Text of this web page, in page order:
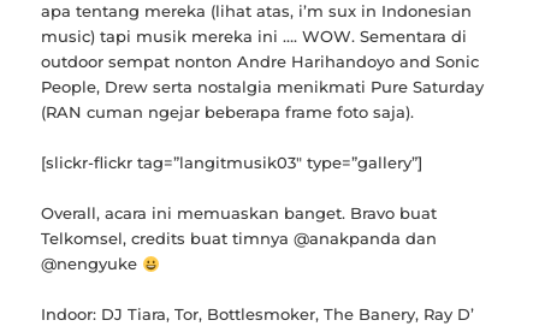
apa tentang mereka (lihat atas, i’m sux in Indonesian
music) tapi musik mereka ini …. WOW. Sementara di
outdoor sempat nonton Andre Harihandoyo and Sonic
People, Drew serta nostalgia menikmati Pure Saturday
(RAN cuman ngejar beberapa frame foto saja).
[slickr-flickr tag=”langitmusik03″ type=”gallery”]
Overall, acara ini memuaskan banget. Bravo buat
Telkomsel, credits buat timnya @anakpanda dan
@nengyuke
Indoor: DJ Tiara, Tor, Bottlesmoker, The Banery, Ray D’